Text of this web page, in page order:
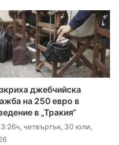
джебчийска
на 250 евро в
в „Тракия“
четвъртък, 30 юли,